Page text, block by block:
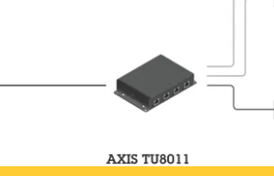
technicznymi,